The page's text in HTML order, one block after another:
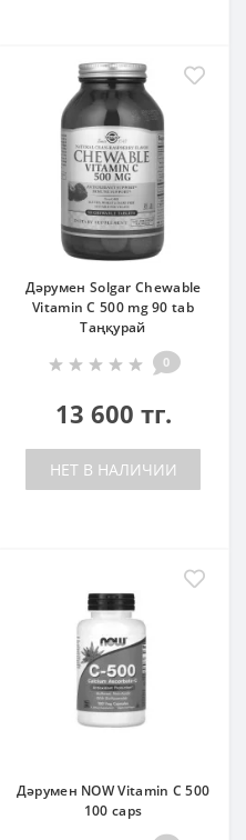
Дәрумен Solgar Chewable
Vitamin C 500 mg 90 tab
Таңқурай
0
13 600 тг.
НЕТ В НАЛИЧИИ
Дәрумен NOW Vitamin C 500
100 caps